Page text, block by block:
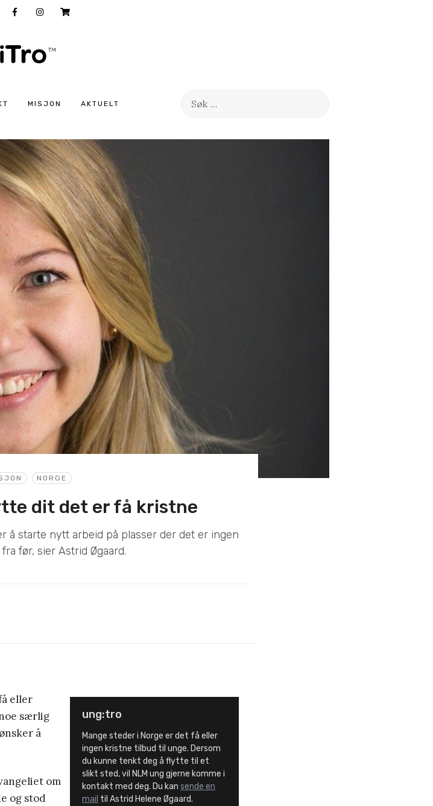
MISJON AKTUELT
Søk
NORGE
dit det er få kristne
å starte nytt arbeid på plasser der det er ingen
før, sier Astrid Øgaard.
ung:tro
Mange steder i Norge er det få eller
ingen kristne tilbud til unge. Dersom
du kunne tenkt deg å flytte til et
slikt sted, vil NLM ung gjerne komme i
kontakt med deg. Du kan sende en
mail til Astrid Helene Øgaard.
eller
særlig
å
om
og stod